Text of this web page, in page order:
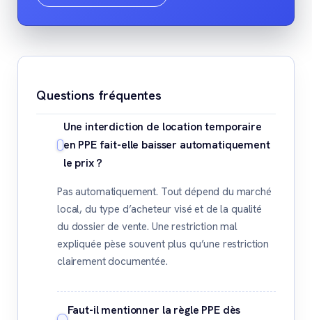
Questions fréquentes
Une interdiction de location temporaire
en PPE fait-elle baisser automatiquement
le prix ?
Pas automatiquement. Tout dépend du marché
local, du type d’acheteur visé et de la qualité
du dossier de vente. Une restriction mal
expliquée pèse souvent plus qu’une restriction
clairement documentée.
Faut-il mentionner la règle PPE dès